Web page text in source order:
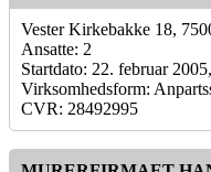
Vester Kirkebakke 18,
Ansatte: 2
Startdato: 22. februar 2005,
Virksomhedsform:
CVR: 28492995